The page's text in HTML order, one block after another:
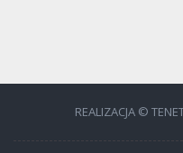
REALIZACJA ©